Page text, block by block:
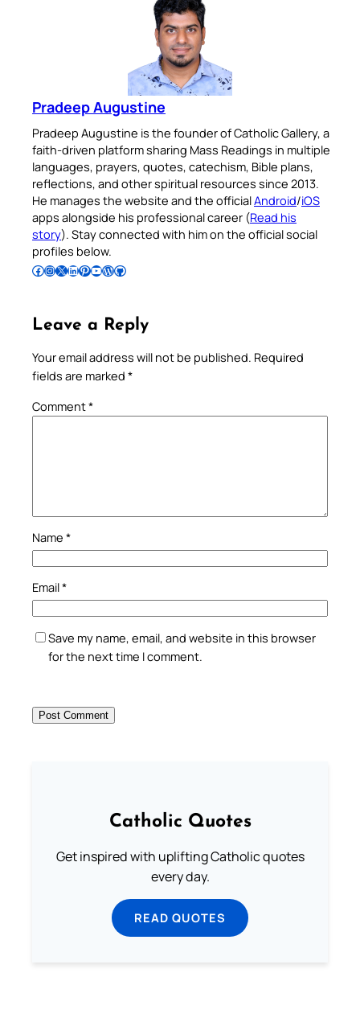
Pradeep Augustine
Pradeep Augustine is the founder of Catholic Gallery, a
faith-driven platform sharing Mass Readings in multiple
languages, prayers, quotes, catechism, Bible plans,
reflections, and other spiritual resources since 2013.
He manages the website and the officialAndroid/iOS
apps alongside his professional career (Read his
story). Stay connected with him on the official social
profiles below.
Follow Pradeep on Facebook Follow Pradeep on InstagramFollow Pradeep on X Follow Pradeep on LinkedIn Follow Pradeep on Pinterest Subscribe to Pradeep’s Youtube Channel Follow Pradeep on WordPress Follow Pradeep on GitHub
Leave a Reply
Your email address will not be published. Required
fields are marked *
Comment*
Name *
Email*
Save my name, email, and website in this browser
for the next time I comment.
Catholic Quotes
Get inspired with uplifting Catholic quotes
every day.
READ QUOTES